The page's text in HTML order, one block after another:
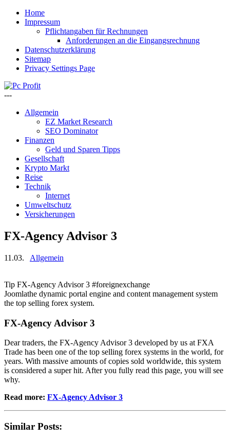
Home
Impressum
Pflichtangaben für Rechnungen
Anforderungen an die Eingangsrechnung
Datenschutzerklärung
Sitemap
Privacy Settings Page
---
Allgemein
EZ Market Research
SEO Dominator
Finanzen
Geld und Sparen Tipps
Gesellschaft
Krypto Markt
Reise
Technik
Internet
Umweltschutz
Versicherungen
FX-Agency Advisor 3
11.03. Allgemein
Tip FX-Agency Advisor 3 #foreignexchange
Joomlathe dynamic portal engine and content management system
the top selling forex system.
FX-Agency Advisor 3
Dear traders, the FX-Agency Advisor 3 developed by us at FXA
Trade has been one of the top selling forex systems in the world, for
years. With massive amounts of copies sold worldwide, this system
is considered a super hit. After you fully read this page, you will see
why.
Read more: FX-Agency Advisor 3
Similar Posts: